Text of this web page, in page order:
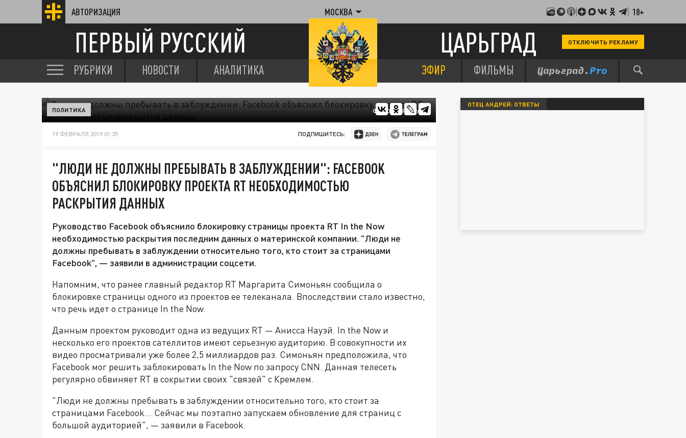
АВТОРИЗАЦИЯ МОСКВА 18+
ПЕРВЫЙ РУССКИЙ ЦАРЬГРАД ОТКЛЮЧИТЬ РЕКЛАМУ
РУБРИКИ НОВОСТИ АНАЛИТИКА ЭФИР ФИЛЬМЫ
ФОТО: ЦАРЬГРАД
ПОЛИТИКА
19 ФЕВРАЛЯ 2019 01:35 ПОДПИШИТЕСЬ:
"ЛЮДИ НЕ ДОЛЖНЫ ПРЕБЫВАТЬ В ЗАБЛУЖДЕНИИ": FACEBOOK
ОБЪЯСНИЛ БЛОКИРОВКУ ПРОЕКТА RT НЕОБХОДИМОСТЬЮ
РАСКРЫТИЯ ДАННЫХ
Руководство Facebook объяснило блокировку страницы проекта RT In the Now
необходимостью раскрытия последним данных о материнской компании. "Люди не
должны пребывать в заблуждении относительно того, кто стоит за страницами
Facebook", — заявили в администрации соцсети.
Напомним, что ранее главный редактор RT Маргарита Симоньян сообщила о
блокировке страницы одного из проектов ее телеканала. Впоследствии стало известно,
что речь идет о странице In the Now.
Данным проектом руководит одна из ведущих RT — Анисса Науэй. In the Now и
несколько его проектов сателлитов имеют серьезную аудиторию. В совокупности их
видео просматривали уже более 2,5 миллиардов раз. Симоньян предположила, что
Facebook мог решить заблокировать In the Now по запросу CNN. Данная телесеть
регулярно обвиняет RT в сокрытии своих "связей" с Кремлем.
"Люди не должны пребывать в заблуждении относительно того, кто стоит за
страницами Facebook... Сейчас мы поэтапно запускаем обновление для страниц с
большой аудиторией", — заявили в Facebook.
ОТЕЦ АНДРЕЙ: ОТВЕТЫ